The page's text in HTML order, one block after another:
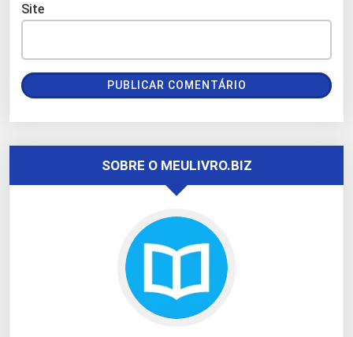
Site
SOBRE O MEULIVRO.BIZ